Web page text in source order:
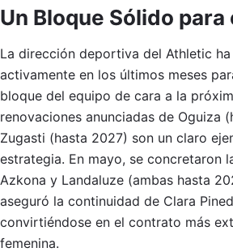
Un Bloque Sólido para
La dirección deportiva del Athletic
activamente en los últimos meses
bloque del equipo de cara a la
renovaciones anunciadas de Oguiza
Zugasti (hasta 2027) son un claro
estrategia. En mayo, se concretaron
Azkona y Landaluze (ambas hasta
aseguró la continuidad de Clara
convirtiéndose en el contrato más
femenina.